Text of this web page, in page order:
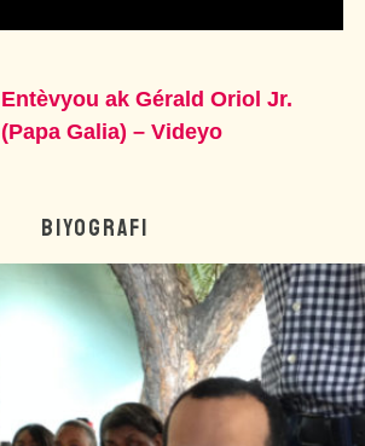
Entèvyou ak Gérald Oriol Jr.
(Papa Galia) – Videyo
BIYOGRAFI